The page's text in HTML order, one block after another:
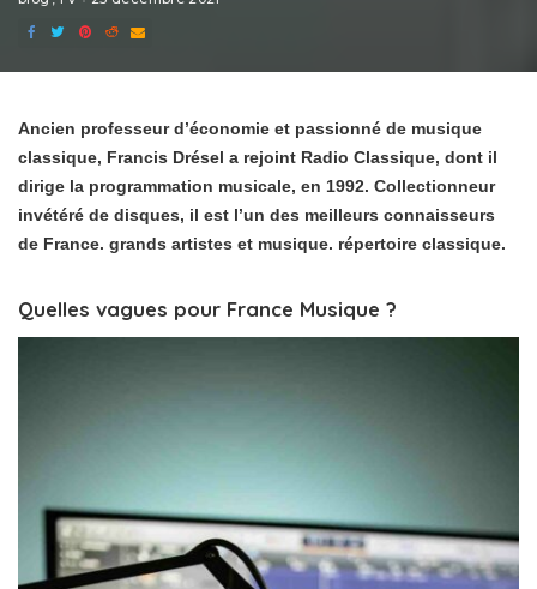
Ancien professeur d’économie et passionné de musique
classique, Francis Drésel a rejoint Radio Classique, dont il
dirige la programmation musicale, en 1992. Collectionneur
invétéré de disques, il est l’un des meilleurs connaisseurs
de France. grands artistes et musique. répertoire classique.
Quelles vagues pour France Musique ?